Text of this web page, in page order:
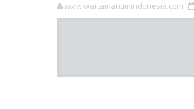
www.wartamaritimindonesia.com